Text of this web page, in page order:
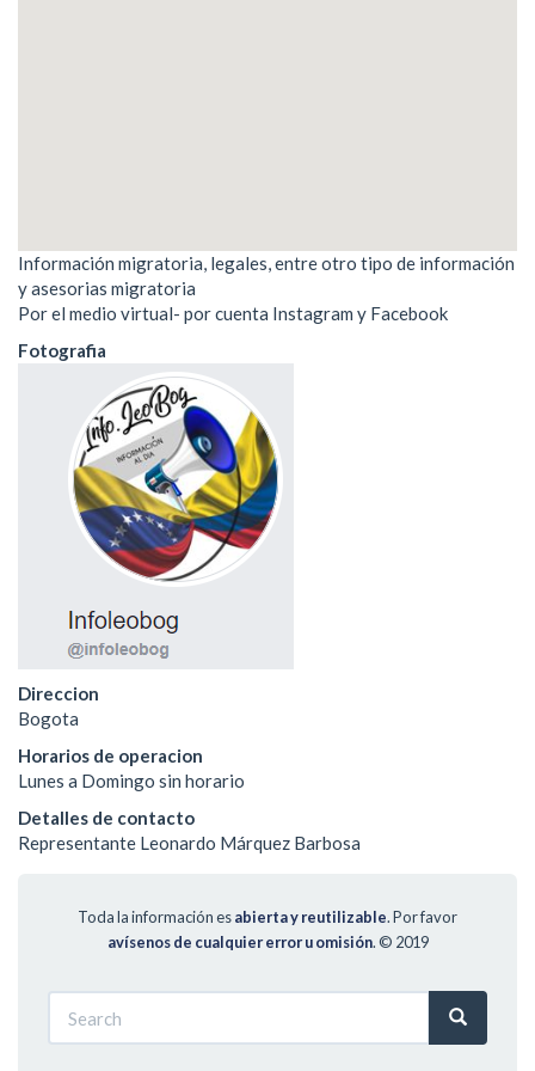
Información migratoria, legales, entre otro tipo de información
y asesorias migratoria
Por el medio virtual- por cuenta Instagram y Facebook
Fotografia
Direccion
Bogota
Horarios de operacion
Lunes a Domingo sin horario
Detalles de contacto
Representante Leonardo Márquez Barbosa
Toda la información esabierta y reutilizable. Por favor
avísenos de cualquier error u omisión. © 2019
Search
Search
Search